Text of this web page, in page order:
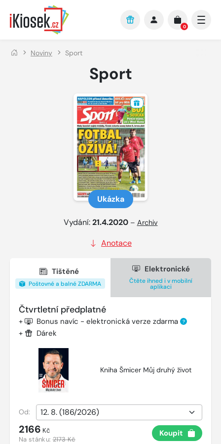
Přejít na hlavní obsah
0
Noviny Sport
Sport
Ukázka
Vydání:21.4.2020 – Archiv
Anotace
Tištěné
Poštovné a balné ZDARMA
Elektronické
Čtěte ihned i v mobilní
aplikaci
Čtvrtletní předplatné
+ Bonus navíc - elektronická verze zdarma ?
+ Dárek
Kniha Šmicer Můj druhý život
Od:
2166 Kč
Na stánku:2173 Kč
Koupit